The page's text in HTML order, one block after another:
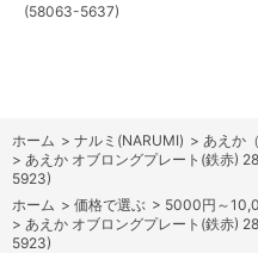
(58063-5637)
ホーム > ナルミ(NARUMI) > あえか
> あえか オブロングプレート(鉄赤)
5923)
ホーム > 価格で選ぶ > 5000円～
> あえか オブロングプレート(鉄赤)
5923)